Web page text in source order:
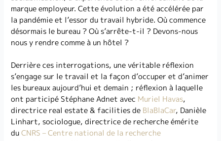
marque employeur. Cette évolution a été accélérée par
la pandémie et l’essor du travail hybride. Où commence
désormais le bureau ? Où s’arrête-t-il ? Devons-nous
nous y rendre comme à un hôtel ?
Derrière ces interrogations, une véritable réflexion
s’engage sur le travail et la façon d’occuper et d’animer
les bureaux aujourd’hui et demain ; réflexion à laquelle
ont participé Stéphane Adnet avec Muriel Havas,
directrice real estate & facilities de BlaBlaCar, Danièle
Linhart, sociologue, directrice de recherche émérite
duCNRS – Centre national de la recherche